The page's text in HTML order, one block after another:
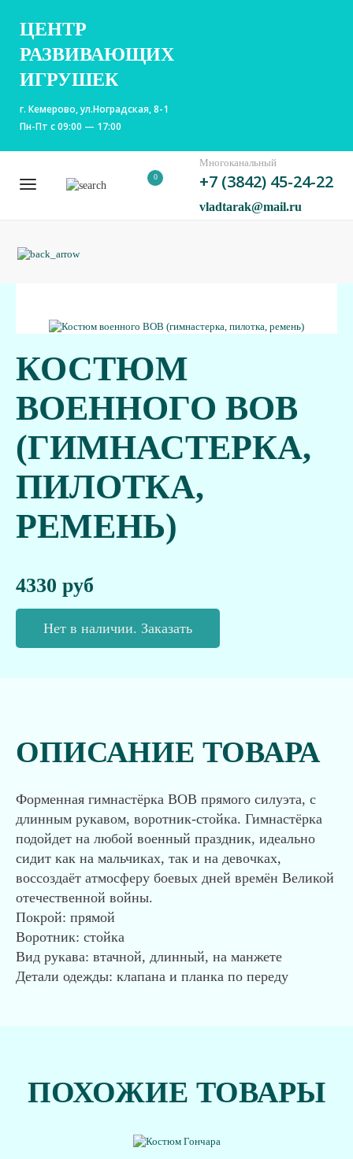
ЦЕНТР
РАЗВИВАЮЩИХ
ИГРУШЕК
г. Кемерово, ул.Ноградская, 8-1
Пн-Пт с 09:00 — 17:00
0
Многоканальный
+7 (3842) 45-24-22
vladtarak@mail.ru
КОСТЮМ
ВОЕННОГО ВОВ
(ГИМНАСТЕРКА,
ПИЛОТКА,
РЕМЕНЬ)
4330 руб
Нет в наличии. Заказать
ОПИСАНИЕ ТОВАРА
Форменная гимнастёрка ВОВ прямого силуэта, с
длинным рукавом, воротник-стойка. Гимнастёрка
подойдет на любой военный праздник, идеально
сидит как на мальчиках, так и на девочках,
воссоздаёт атмосферу боевых дней времён Великой
отечественной войны.
Покрой: прямой
Воротник: стойка
Вид рукава: втачной, длинный, на манжете
Детали одежды: клапана и планка по переду
ПОХОЖИЕ ТОВАРЫ